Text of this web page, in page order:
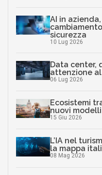
AI in
sicurezza
10 Lug 2026
Data center,
attenzione
06 Lug 2026
Ecosistemi
nuovi
15 Giu 2026
L’IA nel
la mappa
08 Mag 2026